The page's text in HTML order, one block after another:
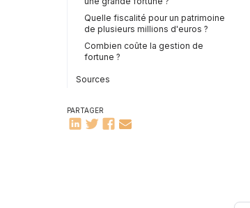
Quelle fiscalité pour un patrimoine
de plusieurs millions d'euros ?
Combien coûte la gestion de
fortune ?
Sources
PARTAGER